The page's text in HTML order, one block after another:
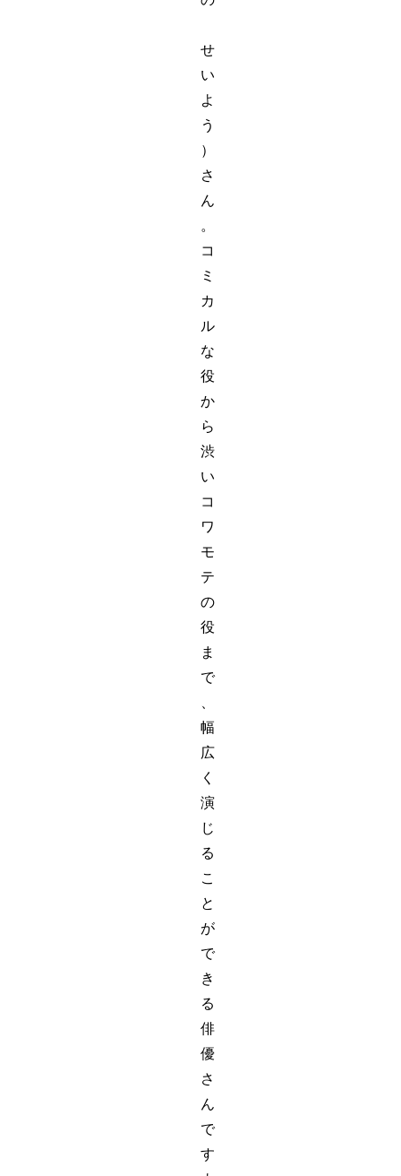
せ
い
よ
う
）
さ
ん
。
コ
ミ
カ
ル
な
役
か
ら
渋
い
コ
ワ
モ
テ
の
役
ま
で
幅
広
く
演
じ
る
こ
と
が
で
き
る
俳
優
さ
ん
で
す